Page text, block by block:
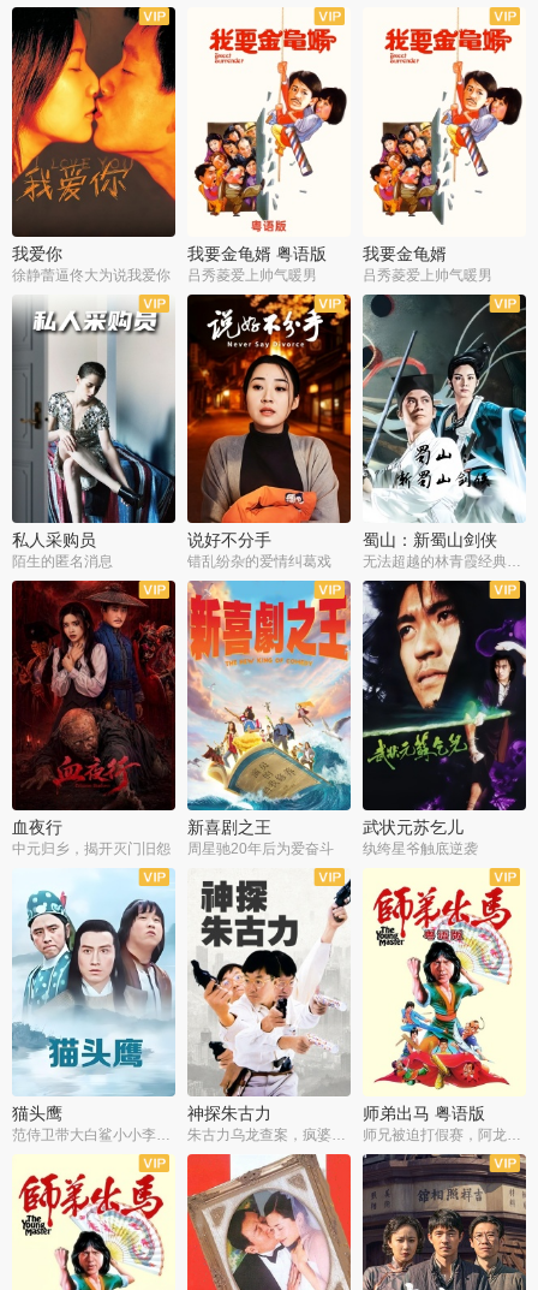
我爱你
徐静蕾逼佟大为说我爱你
我要金龟婿 粤语版
吕秀菱爱上帅气暖男
我要金龟婿
吕秀菱爱上帅气暖男
私人采购员
陌生的匿名消息
说好不分手
错乱纷杂的爱情纠葛戏
蜀山：新蜀山剑侠
无法超越的林青霞经典角色
血夜行
中元归乡，揭开灭门旧怨
新喜剧之王
周星驰20年后为爱奋斗
武状元苏乞儿
纨绔星爷触底逆袭
猫头鹰
范侍卫带大白鲨小小李破案寻妃
神探朱古力
朱古力乌龙查案，疯婆子神助攻
师弟出马 粤语版
师兄被迫打假赛，阿龙追查斗黑帮